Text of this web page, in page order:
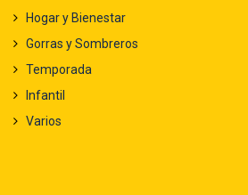
Hogar y Bienestar
Gorras y Sombreros
Temporada
Infantil
Varios